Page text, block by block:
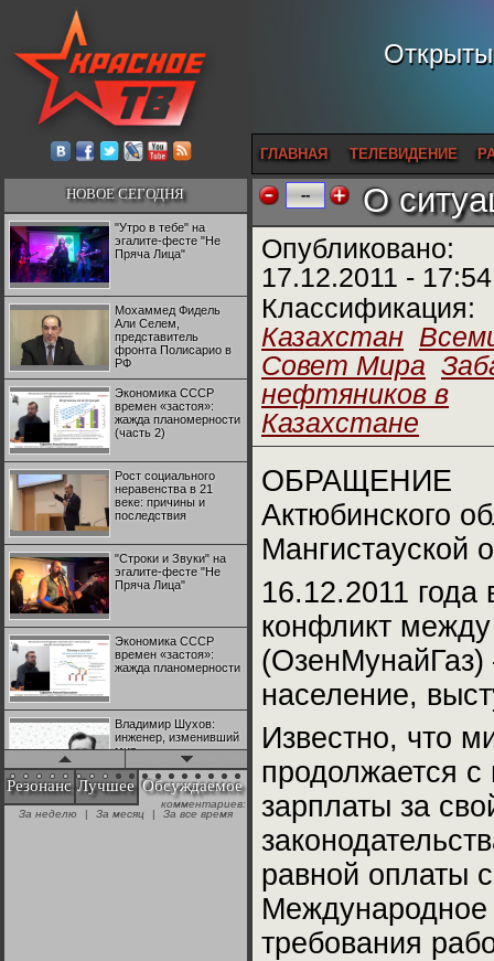
ГЛАВНАЯ ТЕЛЕВИДЕНИЕ
НОВОЕ СЕГОДНЯ
"Утро в тебе" на
эгалите-фесте "Не
Пряча Лица"
Мохаммед Фидель
Али Селем,
представитель
фронта Полисарио в
РФ
Экономика СССР
времен «застоя»:
жажда планомерности
(часть 2)
Рост социального
неравенства в 21
веке: причины и
последствия
"Строки и Звуки" на
эгалите-фесте "Не
Пряча Лица"
Экономика СССР
времен «застоя»:
жажда планомерности
Владимир Шухов:
инженер, изменивший
мир
"Аркадий Коц" на
эгалите-фесте "Не
Резонанс Лучшее Обсуждаемое
комментариев:
За неделю
| За месяц | За все время
-- О
Опубликовано:
17.12.2011 - 17:54
Классификация:
Казахстан
Совет Мира
нефтяников в
Казахстане
ОБРАЩЕНИЕ
Актюбинского
Мангистауской
16.12.2011 года
конфликт
(ОзенМунайГаз)
население,
Известно, что
продолжается
зарплаты за
равной оплаты
Международное
требования